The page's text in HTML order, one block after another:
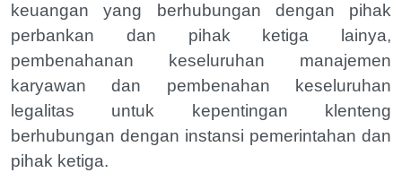
keuangan yang berhubungan dengan pihak
perbankan dan pihak ketiga lainya,
pembenahanan keseluruhan manajemen
karyawan dan pembenahan keseluruhan
legalitas untuk kepentingan klenteng
berhubungan dengan instansi pemerintahan dan
pihak ketiga.